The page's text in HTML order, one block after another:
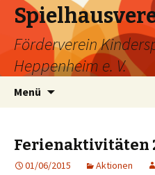
Förderverein
Heppenheim e. V.
Menü
Ferienaktivitäten
01/06/2015 Aktionen